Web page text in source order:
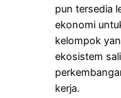
pun tersedia
ekonomi
kelompok
ekosistem
kerja.